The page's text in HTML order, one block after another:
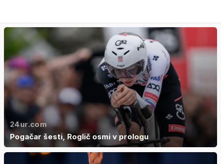
24ur.com
Pogačar šesti, Roglič osmi v prologu